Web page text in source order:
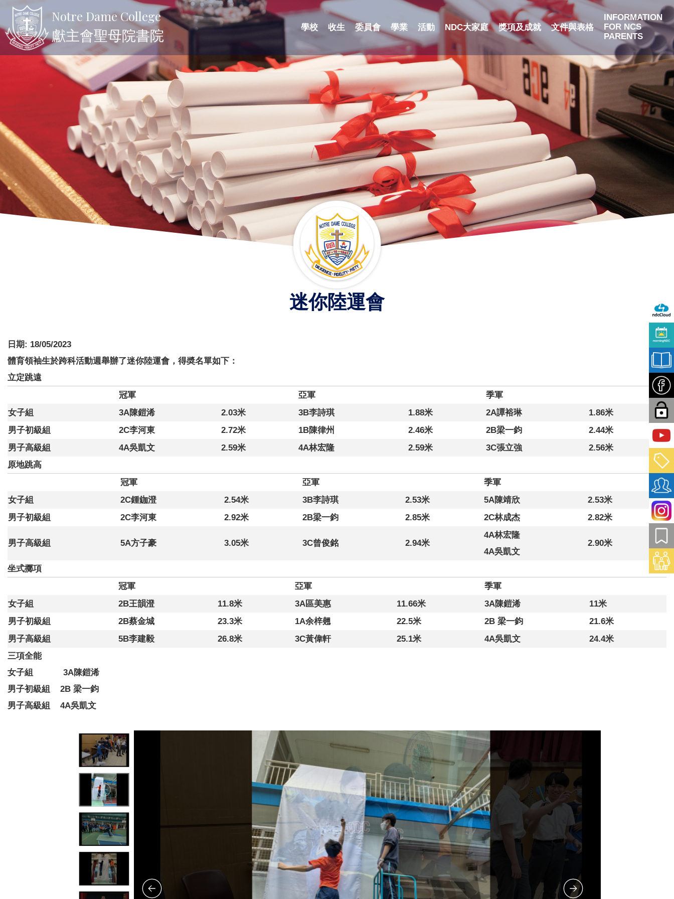
Notre Dame College
獻主會聖母院書院
學校 收生 委員會 學業 活動 NDC大家庭 獎項及成就 文件與表格
INFORMATION
FOR NCS
PARENTS
迷你陸運會
日期: 18/05/2023
體育領袖生於跨科活動週舉辦了迷你陸運會，得奬名單如下：
立定跳遠
冠軍
亞軍
季軍
女子組
3A陳鎧浠 2.03米 3B李詩琪 1.88米 2A譚裕琳
1.86米
男子初級組
2C李河東 2.72米 1B陳律州 2.46米 2B梁一鈞
2.44米
男子高級組
4A吳凱文 2.59米 4A林宏隆 2.59米 3C張立強
2.56米
原地跳高
冠軍
亞軍
季軍
女子組
2C鍾鉫澄 2.54米 3B李詩琪 2.53米 5A陳靖欣
2.53米
男子初級組
2C李河東 2.92米 2B梁一鈞 2.85米 2C林成杰 2.82米
男子高級組 5A方子豪 3.05米 3C曾俊銘 2.94米
4A林宏隆
4A吳凱文
2.90米
坐式擲項
冠軍
亞軍
季軍
女子組
2B王韻澄 11.8米 3A區美惠 11.66米 3A陳鎧浠
11米
男子初級組
2B蔡金城 23.3米 1A余梓翹 22.5米 2B 梁一鈞
21.6米
男子高級組
5B李建毅 26.8米 3C黃偉軒 25.1米 4A吳凱文
24.4米
三項全能
女子組 3A陳鎧浠
男子初級組 2B 梁一鈞
男子高級組 4A吳凱文